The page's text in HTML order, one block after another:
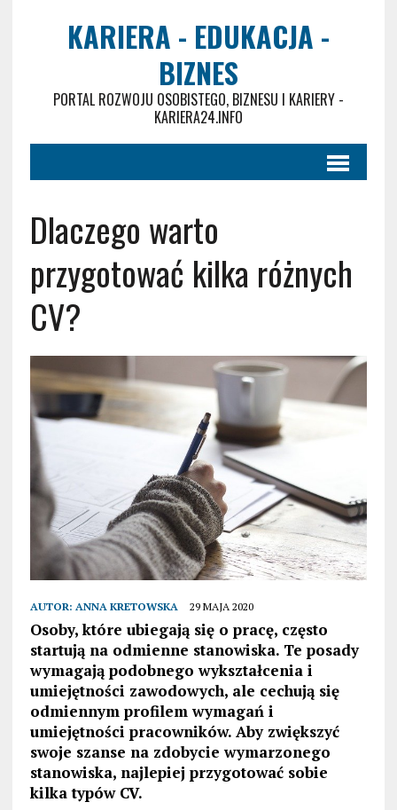
KARIERA - EDUKACJA -
BIZNES
PORTAL ROZWOJU OSOBISTEGO, BIZNESU I KARIERY -
KARIERA24.INFO
Dlaczego warto
przygotować kilka różnych
CV?
AUTOR: ANNA KRETOWSKA 29 MAJA 2020
Osoby, które ubiegają się o pracę, często
startują na odmienne stanowiska. Te posady
wymagają podobnego wykształcenia i
umiejętności zawodowych, ale cechują się
odmiennym profilem wymagań i
umiejętności pracowników. Aby zwiększyć
swoje szanse na zdobycie wymarzonego
stanowiska, najlepiej przygotować sobie
kilka typów CV.